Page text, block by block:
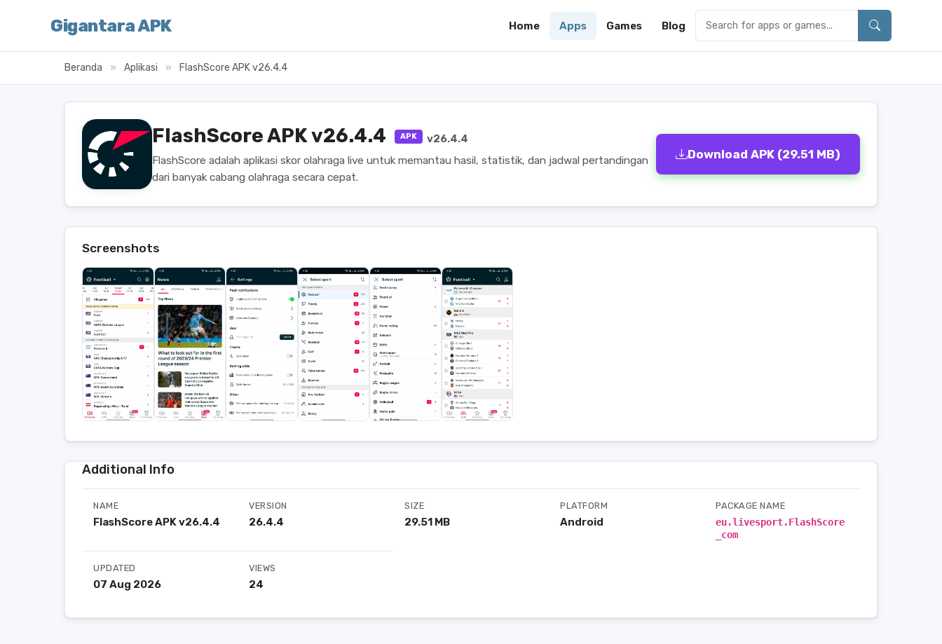
Gigantara APK Home Apps Games Blog
Beranda » Aplikasi » FlashScore APK v26.4.4
FlashScore APK v26.4.4 APK
v26.4.4
FlashScore adalah aplikasi skor olahraga live untuk memantau hasil, statistik, dan jadwal pertandingan
dari banyak cabang olahraga secara cepat.
Download APK (29.51 MB)
Screenshots
Additional Info
NAME
FlashScore APK v26.4.4
VERSION
26.4.4
SIZE
29.51 MB
PLATFORM
Android
PACKAGE NAME
eu.livesport.FlashScore
_com
UPDATED
07 Aug 2026
VIEWS
24